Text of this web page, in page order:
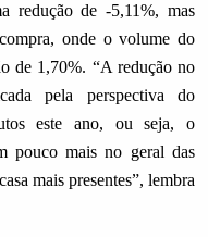
redução de -5,11%, mas
onde o volume do
de 1,70%. “A redução no
pela perspectiva do
este ano, ou seja, o
pouco mais no geral das
mais presentes”, lembra